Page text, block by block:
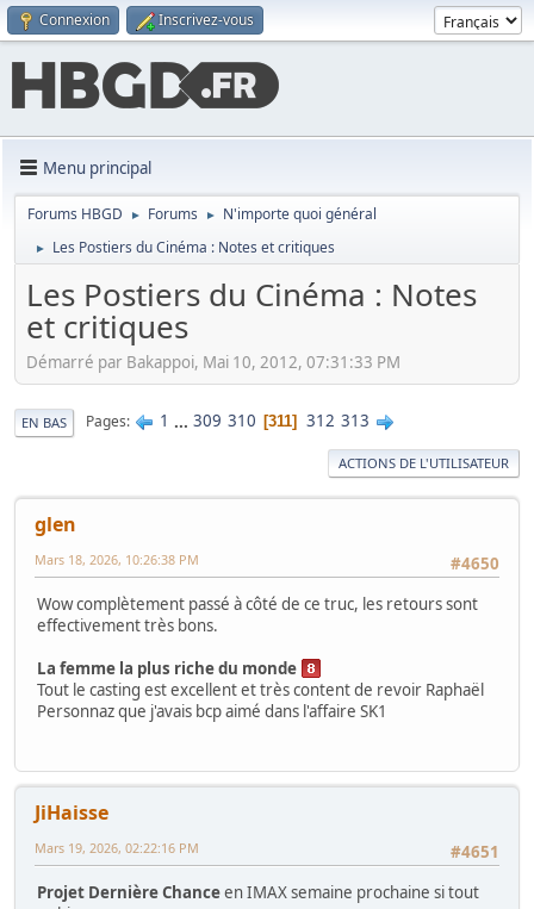
Connexion Inscrivez-vous
Menu principal
Forums HBGD ► Forums ► N'importe quoi général
► Les Postiers du Cinéma : Notes et critiques
Les Postiers du Cinéma : Notes
et critiques
Démarré par Bakappoi, Mai 10, 2012, 07:31:33 PM
EN BAS Pages 1 ... 309 310 311 312 313
ACTIONS DE L'UTILISATEUR
glen
#4650
Mars 18, 2026, 10:26:38 PM
Wow complètement passé à côté de ce truc, les retours sont
effectivement très bons.
La femme la plus riche du monde
Tout le casting est excellent et très content de revoir Raphaël
Personnaz que j'avais bcp aimé dans l'affaire SK1
JiHaisse
#4651
Mars 19, 2026, 02:22:16 PM
Projet Dernière Chanceen IMAX semaine prochaine si tout